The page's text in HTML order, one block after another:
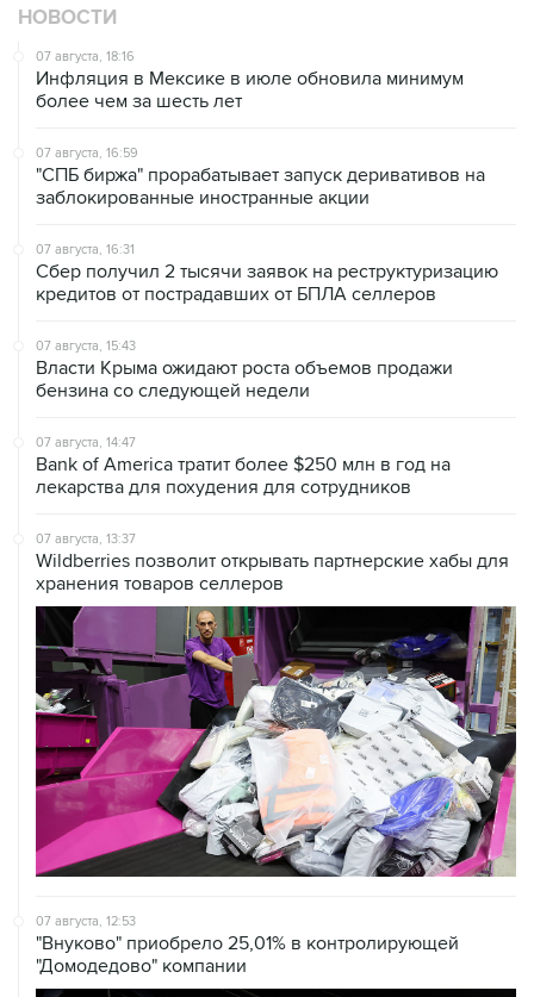
НОВОСТИ
07 августа, 18:16
Инфляция в Мексике в июле обновила минимум
более чем за шесть лет
07 августа, 16:59
"СПБ биржа" прорабатывает запуск деривативов на
заблокированные иностранные акции
07 августа, 16:31
Сбер получил 2 тысячи заявок на реструктуризацию
кредитов от пострадавших от БПЛА селлеров
07 августа, 15:43
Власти Крыма ожидают роста объемов продажи
бензина со следующей недели
07 августа, 14:47
Bank of America тратит более $250 млн в год на
лекарства для похудения для сотрудников
07 августа, 13:37
Wildberries позволит открывать партнерские хабы для
хранения товаров селлеров
07 августа, 12:53
"Внуково" приобрело 25,01% в контролирующей
"Домодедово" компании